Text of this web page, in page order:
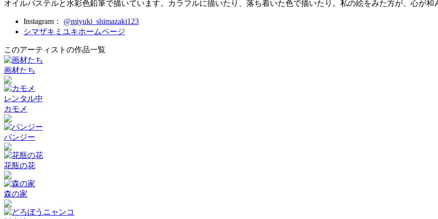
オイルパステルと水彩色鉛筆で描いています。カラフルに描いたり、落ち着いた色で描いたり。私の絵をみた方が、心が和
Instagram： @miyuki_shimazaki123
シマザキミユキホームページ
このアーティストの作品一覧
画材たち
レンタル中
カモメ
パンジー
花瓶の花
森の家